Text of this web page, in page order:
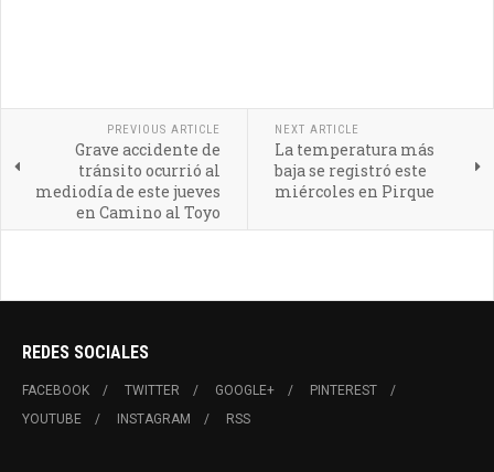
PREVIOUS ARTICLE
Grave accidente de
tránsito ocurrió al
mediodía de este jueves
en Camino al Toyo
NEXT ARTICLE
La temperatura más
baja se registró este
miércoles en Pirque
REDES SOCIALES
FACEBOOK TWITTER GOOGLE+
PINTEREST
YOUTUBE
INSTAGRAM RSS